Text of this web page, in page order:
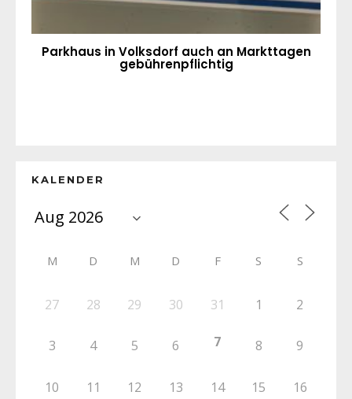
Parkhaus in Volksdorf auch an Markttagen
gebührenpflichtig
KALENDER
M D M D F S S
27 28 29 30 31 1 2
3 4 5 6 7 8 9
10 11 12 13 14 15 16